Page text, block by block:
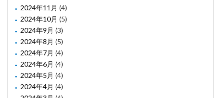
2024年11月 (4)
2024年10月 (5)
2024年9月 (3)
2024年8月 (5)
2024年7月 (4)
2024年6月 (4)
2024年5月 (4)
2024年4月 (4)